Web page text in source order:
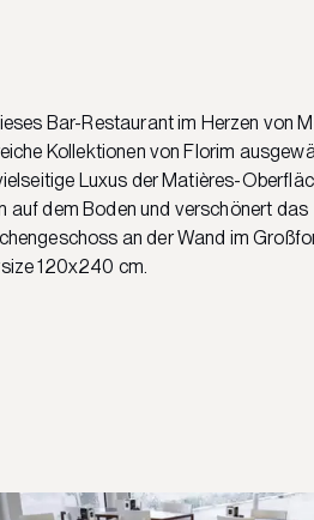
Bar-Restaurant im Herzen von
Kollektionen von Florim
Luxus der Matières-
auf dem Boden und verschönert das
an der Wand im
120x240 cm.